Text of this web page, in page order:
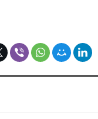
с букмекерами в
Какие реформы нужны